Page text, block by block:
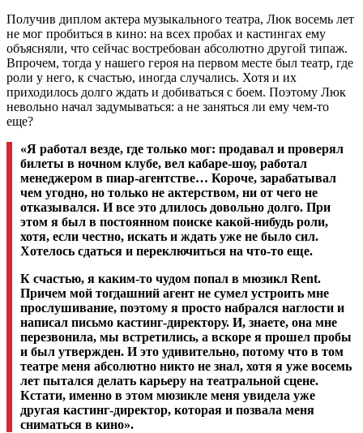
Получив диплом актера музыкального театра, Люк восемь лет
не мог пробиться в кино: на всех пробах и кастингах ему
объясняли, что сейчас востребован абсолютно другой типаж.
Впрочем, тогда у нашего героя на первом месте был театр, где
роли у него, к счастью, иногда случались. Хотя и их
приходилось долго ждать и добиваться с боем. Поэтому Люк
невольно начал задумываться: а не заняться ли ему чем-то
еще?
«Я работал везде, где только мог: продавал и проверял
билеты в ночном клубе, вел кабаре-шоу, работал
менеджером в пиар-агентстве… Короче, зарабатывал
чем угодно, но только не актерством, ни от чего не
отказывался. И все это длилось довольно долго. При
этом я был в постоянном поиске какой-нибудь роли,
хотя, если честно, искать и ждать уже не было сил.
Хотелось сдаться и переключиться на что-то еще.
К счастью, я каким-то чудом попал в мюзикл Rent.
Причем мой тогдашний агент не сумел устроить мне
прослушивание, поэтому я просто набрался наглости и
написал письмо кастинг-директору. И, знаете, она мне
перезвонила, мы встретились, а вскоре я прошел пробы
и был утвержден. И это удивительно, потому что в том
театре меня абсолютно никто не знал, хотя я уже восемь
лет пытался делать карьеру на театральной сцене.
Кстати, именно в этом мюзикле меня увидела уже
другая кастинг-директор, которая и позвала меня
сниматься в кино».